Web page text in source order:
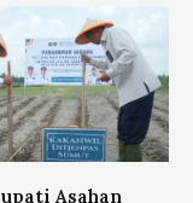
Asahan